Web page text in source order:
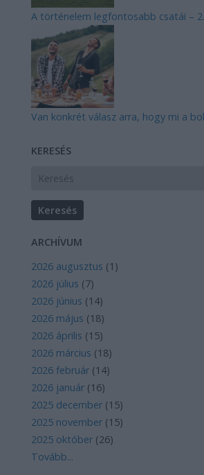
A történelem legfontosabb csatái –
Van konkrét válasz arra, hogy mi a
KERESÉS
ARCHÍVUM
2026 augusztus (1 )
2026 július (7)
2026 június (14)
2026 május (18)
2026 április (15)
2026 március (18)
2026 február (14)
2026 január (16)
2025 december (15)
2025 november (15)
2025 október (26)
Tovább...